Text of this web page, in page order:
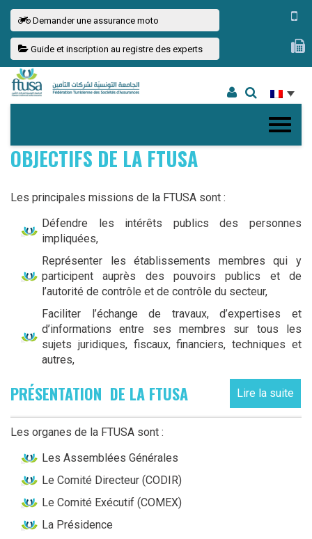
Demander une assurance moto
Guide et inscription au registre des experts
OBJECTIFS DE LA FTUSA
Les principales missions de la FTUSA sont :
Défendre les intérêts publics des personnes
impliquées,
Représenter les établissements membres qui y
participent auprès des pouvoirs publics et de
l’autorité de contrôle et de contrôle du secteur,
Faciliter l’échange de travaux, d’expertises et
d’informations entre ses membres sur tous les
sujets juridiques, fiscaux, financiers, techniques et
autres,
Lire la suite
PRÉSENTATION DE LA FTUSA
Les organes de la FTUSA sont :
Les Assemblées Générales
Le Comité Directeur (CODIR)
Le Comité Exécutif (COMEX)
La Présidence